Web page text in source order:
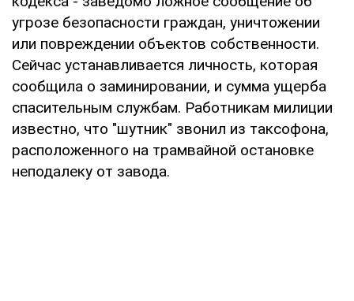
угрозе безопасности граждан, уничтожении
или повреждении объектов собственности.
Сейчас устанавливается личность, которая
сообщила о заминировании, и сумма ущерба
спасительным службам. Работникам милиции
известно, что "шутник" звонил из таксофона,
расположенного на трамвайной остановке
неподалеку от завода.